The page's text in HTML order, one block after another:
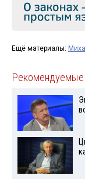
Ещё материалы:
Рекомендуемые